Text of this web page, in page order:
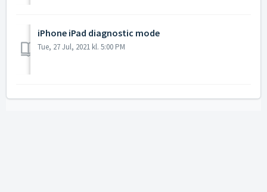
iPhone iPad diagnostic mode
Tue, 27 Jul, 2021 kl. 5:00 PM